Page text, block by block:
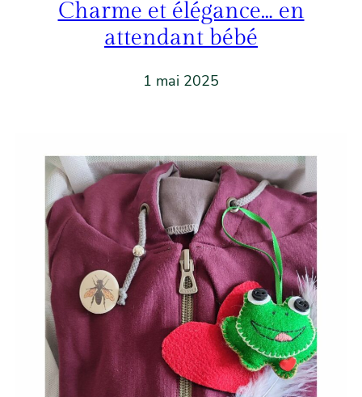
Charme et élégance… en
attendant bébé
1 mai 2025